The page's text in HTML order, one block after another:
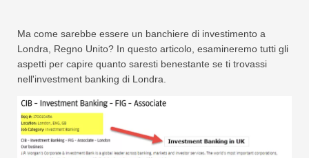
Ma come sarebbe essere un banchiere di investimento a
Londra, Regno Unito? In questo articolo, esamineremo tutti gli
aspetti per capire quanto saresti benestante se ti trovassi
nell'investment banking di Londra.